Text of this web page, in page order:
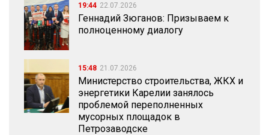
19:44 22.07.2026
Геннадий Зюганов: Призываем к
полноценному диалогу
15:48 21.07.2026
Министерство строительства, ЖКХ и
энергетики Карелии занялось
проблемой переполненных
мусорных площадок в
Петрозаводске